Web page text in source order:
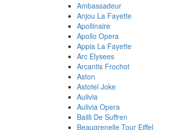
Ambassadeur
Anjou La Fayette
Apollinaire
Apollo Opera
Appia La Fayette
Arc Elysees
Arcantis Frochot
Aston
Astotel Joke
Aulivia
Aulivia Opera
Bailli De Suffren
Beaugrenelle Tour Eiffel